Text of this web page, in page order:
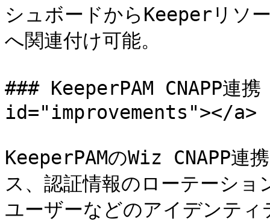
シュボードからKeeperリソ
へ関連付け可能。
### KeeperPAM CNAPP
id="improvements"></a>
KeeperPAMのWiz CNAPP連
ス、認証情報のローテーシ
ユーザーなどのアイデンテ